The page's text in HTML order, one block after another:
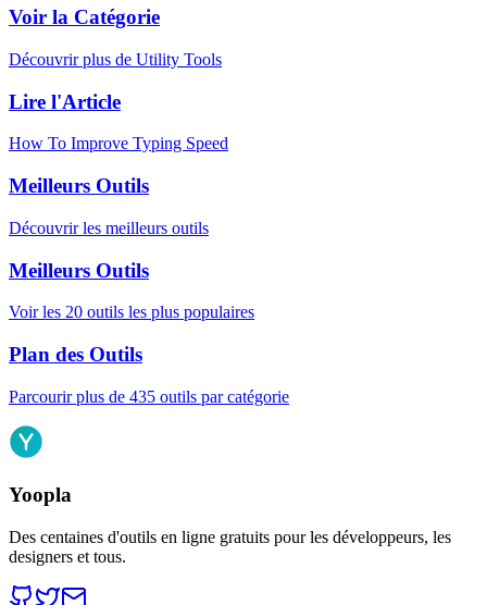
Voir la Catégorie
Découvrir plus de Utility Tools
Lire l'Article
How To Improve Typing Speed
Meilleurs Outils
Découvrir les meilleurs outils
Meilleurs Outils
Voir les 20 outils les plus populaires
Plan des Outils
Parcourir plus de 435 outils par catégorie
Yoopla
Des centaines d'outils en ligne gratuits pour les développeurs, les
designers et tous.